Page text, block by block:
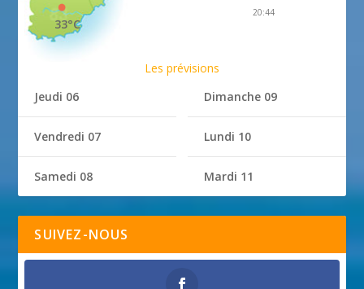
33°C
20:44
Les prévisions
Jeudi 06
Vendredi 07
Samedi 08
Dimanche 09
Lundi 10
Mardi 11
SUIVEZ-NOUS